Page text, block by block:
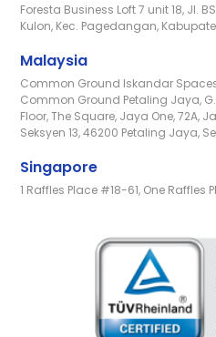
Foresta Business Loft 7 unit 18, Jl.
Kulon, Kec. Pagedangan,
Malaysia
Common Ground Iskandar
Common Ground Petaling Jaya,
Floor, The Square, Jaya One, 72A,
Seksyen 13, 46200 Petaling Jaya,
Singapore
1 Raffles Place #18-61, One Raffles